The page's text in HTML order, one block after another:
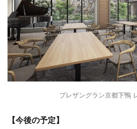
プレザングラン京都下鴨
【今後の予定】